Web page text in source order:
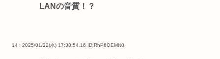
LANの音質！？
14 : 2025/01/22(水) 17:38:54.16 ID:RhP6OEMN0